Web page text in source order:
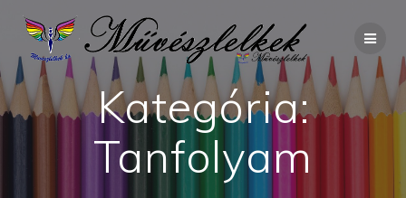
content
Kategória:
Tanfolyam